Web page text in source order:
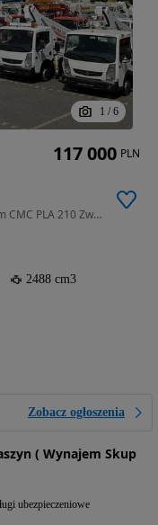
1 / 6
2488 cm3 • 120 KM • Podnośnik Koszowy 21m CMC PLA 210 Zwyżka UDT Wumag GSR Multitel P7
2488 cm3
Zobacz ogłoszenia
( Wynajem Skup
ubezpieczeniowe
117 000 PLN